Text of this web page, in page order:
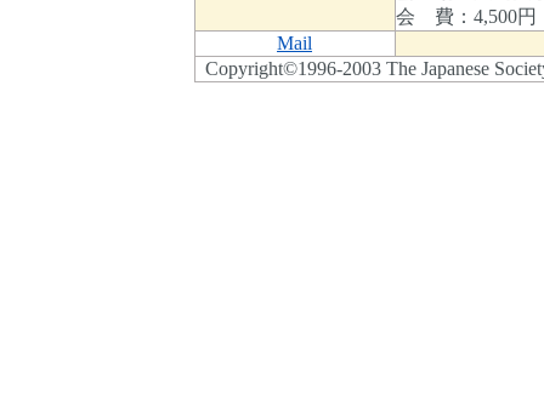
会 費：4,500円
Mail
Copyright©1996-2003 The Japanese